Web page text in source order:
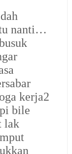
tu nanti…
kerja2
bile
lak